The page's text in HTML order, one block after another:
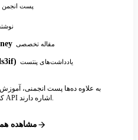
پست انجمن
مقاله تخصصی
یادداشت‌های پنتست
به علاوه ده‌ها پست انجمنی،
OSINT که به API اشاره دارند.
مشاهده